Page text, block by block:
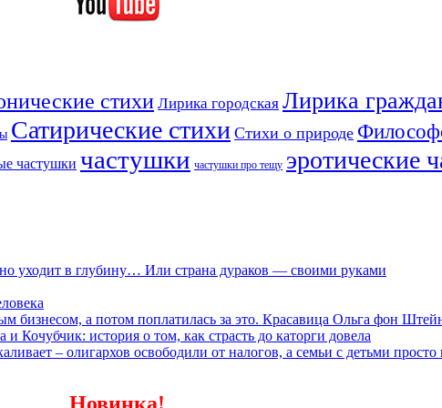
стихи Лирика городская Лирика
Сатирические стихи Стихи о природе
частушки частушки частушки про тещу эротические
уходит в глубину… Или страна дураков — своими руками
бизнесом, а потом поплатилась за это. Красавица Ольга фон
Кочубчик: история о том, как страсть до каторги довела
– олигархов освободили от налогов, а семьи с детьми просто